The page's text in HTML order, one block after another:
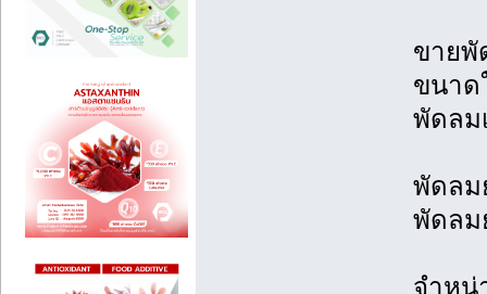
ขายพั
ขนา
พัดลม
พัดลม
พัดลม
จำหน่